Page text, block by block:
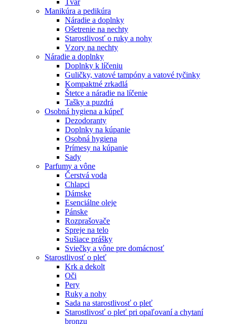
Manikúra a pedikúra
Náradie a doplnky
Ošetrenie na nechty
Starostlivosť o ruky a nohy
Vzory na nechty
Náradie a doplnky
Doplnky k líčeniu
Guličky, vatové tampóny a vatové tyčinky
Kompaktné zrkadlá
Štetce a náradie na líčenie
Tašky a puzdrá
Osobná hygiena a kúpeľ
Dezodoranty
Doplnky na kúpanie
Osobná hygiena
Prímesy na kúpanie
Sady
Parfumy a vône
Čerstvá voda
Chlapci
Dámske
Esenciálne oleje
Pánske
Rozprašovače
Spreje na telo
Sušiace prášky
Sviečky a vône pre domácnosť
Starostlivosť o pleť
Krk a dekolt
Oči
Pery
Ruky a nohy
Sada na starostlivosť o pleť
Starostlivosť o pleť pri opaľovaní a chytaní
bronzu